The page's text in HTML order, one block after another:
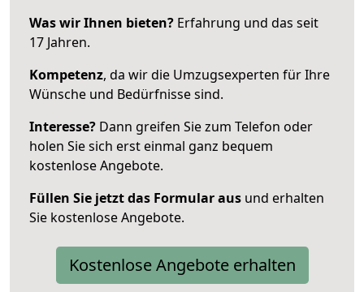
Was wir Ihnen bieten? Erfahrung und das seit
17 Jahren.
Kompetenz, da wir die Umzugsexperten für Ihre
Wünsche und Bedürfnisse sind.
Interesse? Dann greifen Sie zum Telefon oder
holen Sie sich erst einmal ganz bequem
kostenlose Angebote.
Füllen Sie jetzt das Formular aus und erhalten
Sie kostenlose Angebote.
Kostenlose Angebote erhalten